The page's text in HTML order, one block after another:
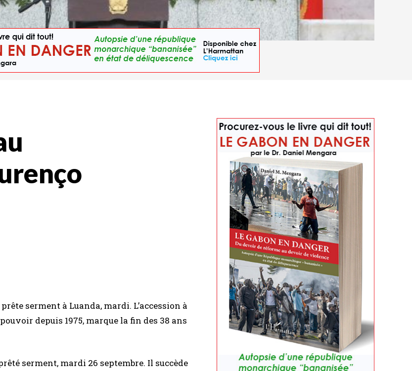
Dias Lourenço, lors de la cérémonie de prestation de serment, à Luanda, le 26 septembre 2017. © AMPE ROGERIO / AFP
serment à Luanda, mardi. L’accession à
depuis 1975, marque la fin des 38 ans
serment, mardi 26 septembre. Il succède